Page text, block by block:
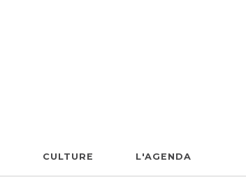
CULTURE L'AGENDA